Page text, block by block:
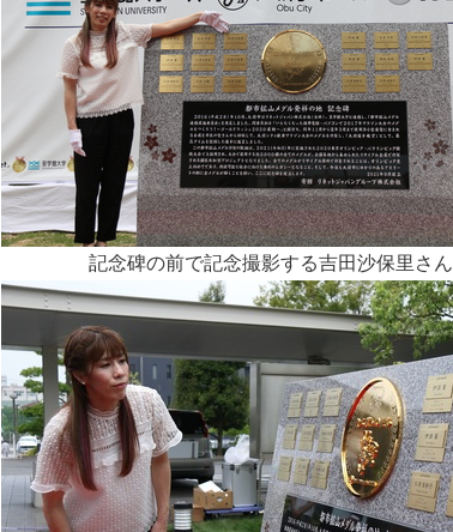
記念碑の前で記念撮影する吉田沙保里さん